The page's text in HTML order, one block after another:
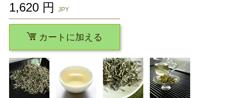
1,620円 JPY
カートに加える